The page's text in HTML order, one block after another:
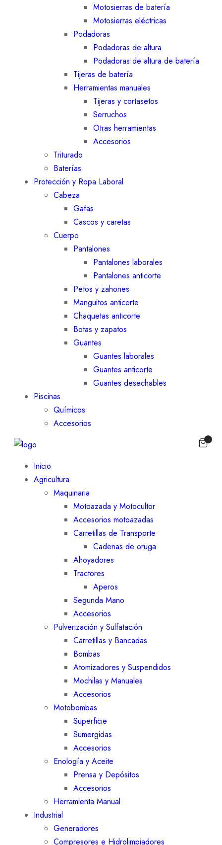
Motosierras de batería
Motosierras eléctricas
Podadoras
Podadoras de altura
Podadoras de altura de batería
Tijeras de batería
Herramientas manuales
Tijeras y cortasetos
Serruchos
Otras herramientas
Accesorios
Triturado
Baterías
Protección y Ropa Laboral
Cabeza
Gafas
Cascos y caretas
Cuerpo
Pantalones
Pantalones laborales
Pantalones anticorte
Petos y zahones
Manguitos anticorte
Chaquetas anticorte
Botas y zapatos
Guantes
Guantes laborales
Guantes anticorte
Guantes desechables
Piscinas
Químicos
Accesorios
Inicio
Agricultura
Maquinaria
Motoazada y Motocultor
Accesorios motoazadas
Carretillas de Transporte
Cadenas de oruga
Ahoyadores
Tractores
Aperos
Segunda Mano
Accesorios
Pulverización y Sulfatación
Carretillas y Bancadas
Bombas
Atomizadores y Suspendidos
Mochilas y Manuales
Accesorios
Motobombas
Superficie
Sumergidas
Accesorios
Enología y Aceite
Prensa y Depósitos
Accesorios
Herramienta Manual
Industrial
Generadores
Compresores e Hidrolimpiadores